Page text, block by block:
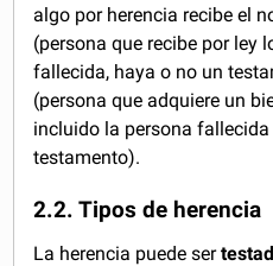
algo por herencia recibe el
(persona que recibe por ley
fallecida, haya o no un
(persona que adquiere un
incluido la persona fallecida
testamento).
2.2. Tipos de herencia
La herencia puede ser